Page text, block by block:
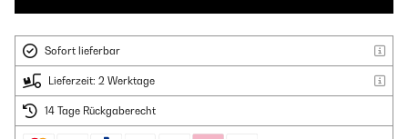
Sofort lieferbar
Lieferzeit: 2 Werktage
14 Tage Rückgaberecht